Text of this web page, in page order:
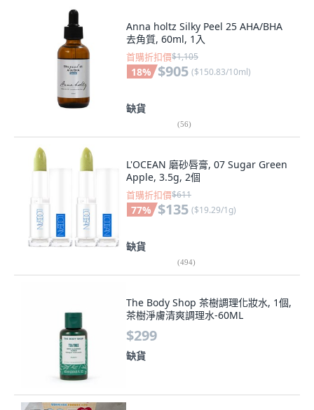
Anna holtz Silky Peel 25 AHA/BHA
去角質, 60ml, 1入
首購折扣價$1,105
18% $905 ($150.83/10ml)
缺貨
(56)
L'OCEAN 磨砂唇膏, 07 Sugar Green
Apple, 3.5g, 2個
首購折扣價$611
77% $135 ($19.29/1g)
缺貨
(494)
The Body Shop 茶樹調理化妝水, 1個,
茶樹淨膚清爽調理水-60ML
$299
缺貨